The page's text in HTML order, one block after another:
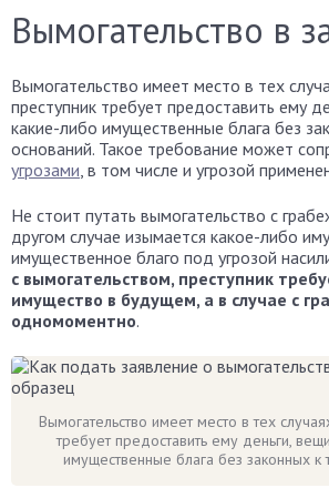
Вымогательство в
Вымогательство имеет место в тех
преступник требует предоставить ему
какие-либо имущественные блага без
оснований. Такое требование может
угрозами, в том числе и угрозой
Не стоит путать вымогательство с
другом случае изымается какое-либо
имущественное благо под угрозой
с вымогательством, преступник
имущество в будущем, а в случае с
одномоментно.
Вымогательство имеет место в тех
требует предоставить ему деньги,
имущественные блага без законных к